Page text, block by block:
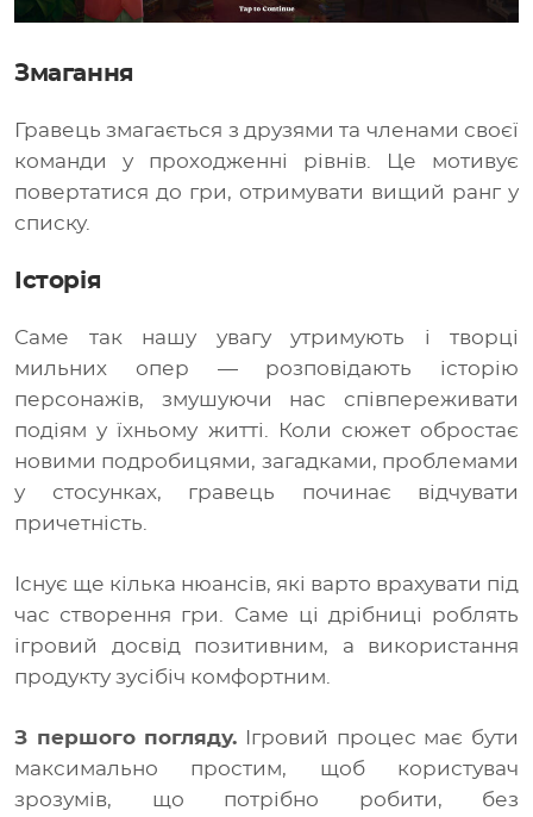
Змагання
Гравець змагається з друзями та членами своєї
команди у проходженні рівнів. Це мотивує
повертатися до гри, отримувати вищий ранг у
списку.
Історія
Саме так нашу увагу утримують і творці
мильних опер — розповідають історію
персонажів, змушуючи нас співпереживати
подіям у їхньому житті. Коли сюжет обростає
новими подробицями, загадками, проблемами
у стосунках, гравець починає відчувати
причетність.
Існує ще кілька нюансів, які варто врахувати під
час створення гри. Саме ці дрібниці роблять
ігровий досвід позитивним, а використання
продукту зусібіч комфортним.
З першого погляду. Ігровий процес має бути
максимально простим, щоб користувач
зрозумів, що потрібно робити, без